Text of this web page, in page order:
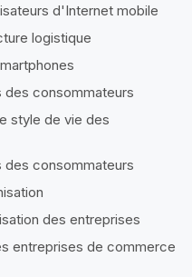
d'Internet mobile
logistique
des consommateurs
style de vie des
consommateurs
des entreprises
entreprises de commerce